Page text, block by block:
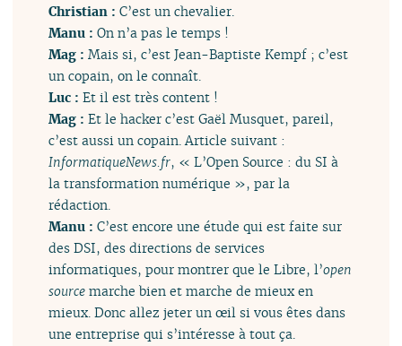
Christian :C’est un chevalier.
Manu :On n’a pas le temps !
Mag :Mais si, c’est Jean-Baptiste Kempf ; c’est
un copain, on le connaît.
Luc :Et il est très content !
Mag :Et le hacker c’est Gaël Musquet, pareil,
c’est aussi un copain. Article suivant :
InformatiqueNews.fr, « L’Open Source : du SI à
la transformation numérique », par la
rédaction.
Manu :C’est encore une étude qui est faite sur
des DSI, des directions de services
informatiques, pour montrer que le Libre, l’open
source marche bien et marche de mieux en
mieux. Donc allez jeter un œil si vous êtes dans
une entreprise qui s’intéresse à tout ça.